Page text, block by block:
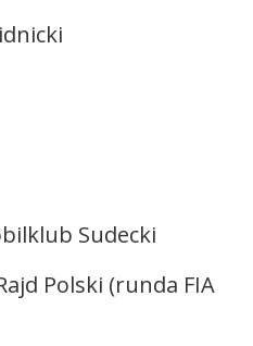
Sudecki
Polski (runda FIA